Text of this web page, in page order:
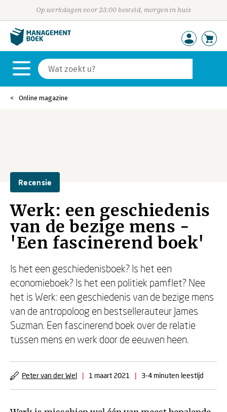
Op werkdagen voor 23:00 besteld, morgen in huis
Online magazine
Recensie
Werk: een geschiedenis
van de bezige mens -
'Een fascinerend boek'
Is het een geschiedenisboek? Is het een
economieboek? Is het een politiek pamflet? Nee
het is Werk: een geschiedenis van de bezige mens
van de antropoloog en bestsellerauteur James
Suzman. Een fascinerend boek over de relatie
tussen mens en werk door de eeuwen heen.
Peter van der Wel | 1 maart 2021 | 3-4 minuten leestijd